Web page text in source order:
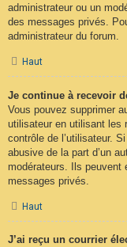
administrateur ou un
des messages privés.
administrateur du forum.
Haut
Je continue à recevoir
Vous pouvez supprimer
utilisateur en utilisant les
contrôle de l’utilisateur.
abusive de la part d’un
modérateurs. Ils peuvent
messages privés.
Haut
J’ai reçu un courrier